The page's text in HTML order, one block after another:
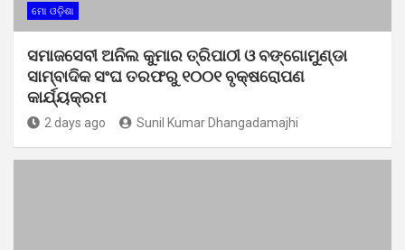
ମୋ ଓଡ଼ିଶା
ସମାଜସେବୀ ଅନିଲ କୁମାର ତ୍ରିପାଠୀ ଓ ବଙ୍ଗୋମୁଣ୍ଡା
ସାମ୍ବାଦିକ ସଂଘ ତରଫରୁ ୧୦୦୧ ବୃକ୍ଷରୋପଣ
କାର୍ଯ୍ୟକ୍ରମ
2 days ago Sunil Kumar Dhangadamajhi